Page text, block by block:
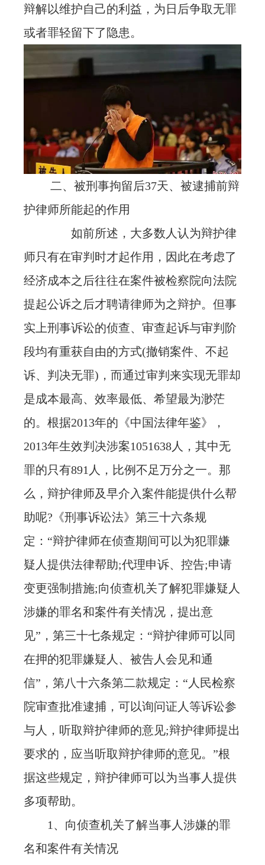
辩解以维护自己的利益，为日后争取无罪
或者罪轻留下了隐患。
二、被刑事拘留后37天、被逮捕前辩
护律师所能起的作用
如前所述，大多数人认为辩护律
师只有在审判时才起作用，因此在考虑了
经济成本之后往往在案件被检察院向法院
提起公诉之后才聘请律师为之辩护。但事
实上刑事诉讼的侦查、审查起诉与审判阶
段均有重获自由的方式(撤销案件、不起
诉、判决无罪)，而通过审判来实现无罪却
是成本最高、效率最低、希望最为渺茫
的。根据2013年的《中国法律年鉴》，
2013年生效判决涉案1051638人，其中无
罪的只有891人，比例不足万分之一。那
么，辩护律师及早介入案件能提供什么帮
助呢?《刑事诉讼法》第三十六条规
定：“辩护律师在侦查期间可以为犯罪嫌
疑人提供法律帮助;代理申诉、控告;申请
变更强制措施;向侦查机关了解犯罪嫌疑人
涉嫌的罪名和案件有关情况，提出意
见”，第三十七条规定：“辩护律师可以同
在押的犯罪嫌疑人、被告人会见和通
信”，第八十六条第二款规定：“人民检察
院审查批准逮捕，可以询问证人等诉讼参
与人，听取辩护律师的意见;辩护律师提出
要求的，应当听取辩护律师的意见。”根
据这些规定，辩护律师可以为当事人提供
多项帮助。
1、向侦查机关了解当事人涉嫌的罪
名和案件有关情况